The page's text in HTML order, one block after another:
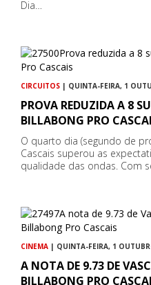
Dia…
CIRCUITOS | QUINTA-FEIRA, 1
PROVA REDUZIDA A 8
BILLABONG PRO
O quarto dia (segundo de
Cascais superou as
qualidade das ondas. Com
CINEMA | QUINTA-FEIRA, 1
A NOTA DE 9.73 DE
BILLABONG PRO